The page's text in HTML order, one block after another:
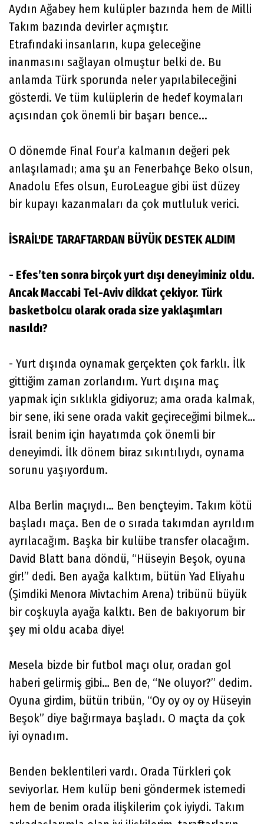
Aydın Ağabey hem kulüpler bazında hem de Milli
Takım bazında devirler açmıştır.
Etrafındaki insanların, kupa geleceğine
inanmasını sağlayan olmuştur belki de. Bu
anlamda Türk sporunda neler yapılabileceğini
gösterdi. Ve tüm kulüplerin de hedef koymaları
açısından çok önemli bir başarı bence...
O dönemde Final Four’a kalmanın değeri pek
anlaşılamadı; ama şu an Fenerbahçe Beko olsun,
Anadolu Efes olsun, EuroLeague gibi üst düzey
bir kupayı kazanmaları da çok mutluluk verici.
İSRAİL'DE TARAFTARDAN BÜYÜK DESTEK ALDIM
- Efes’ten sonra birçok yurt dışı deneyiminiz oldu.
Ancak Maccabi Tel-Aviv dikkat çekiyor. Türk
basketbolcu olarak orada size yaklaşımları
nasıldı?
- Yurt dışında oynamak gerçekten çok farklı. İlk
gittiğim zaman zorlandım. Yurt dışına maç
yapmak için sıklıkla gidiyoruz; ama orada kalmak,
bir sene, iki sene orada vakit geçireceğimi bilmek…
İsrail benim için hayatımda çok önemli bir
deneyimdi. İlk dönem biraz sıkıntılıydı, oynama
sorunu yaşıyordum.
Alba Berlin maçıydı… Ben bençteyim. Takım kötü
başladı maça. Ben de o sırada takımdan ayrıldım
ayrılacağım. Başka bir kulübe transfer olacağım.
David Blatt bana döndü, “Hüseyin Beşok, oyuna
gir!” dedi. Ben ayağa kalktım, bütün Yad Eliyahu
(Şimdiki Menora Mivtachim Arena) tribünü büyük
bir coşkuyla ayağa kalktı. Ben de bakıyorum bir
şey mi oldu acaba diye!
Mesela bizde bir futbol maçı olur, oradan gol
haberi gelirmiş gibi… Ben de, “Ne oluyor?” dedim.
Oyuna girdim, bütün tribün, “Oy oy oy oy Hüseyin
Beşok” diye bağırmaya başladı. O maçta da çok
iyi oynadım.
Benden beklentileri vardı. Orada Türkleri çok
seviyorlar. Hem kulüp beni göndermek istemedi
hem de benim orada ilişkilerim çok iyiydi. Takım